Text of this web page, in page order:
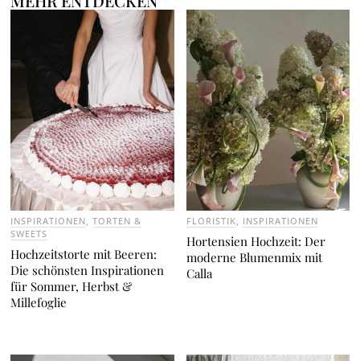
INSPIRATIONEN ,TORTEN &
SWEETS
Hochzeitstorte mit Beeren:
Die schönsten Inspirationen
für Sommer, Herbst &
Millefoglie
FLORISTIK INSPIRATIONEN
Hortensien Hochzeit: Der
moderne Blumenmix mit
Calla